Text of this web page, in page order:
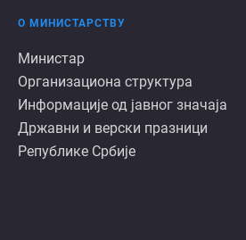
О
министарству
О МИНИСТАРСТВУ
Министар
Организациона структура
Информације од јавног значаја
Државни и верски празници
Републике Србије